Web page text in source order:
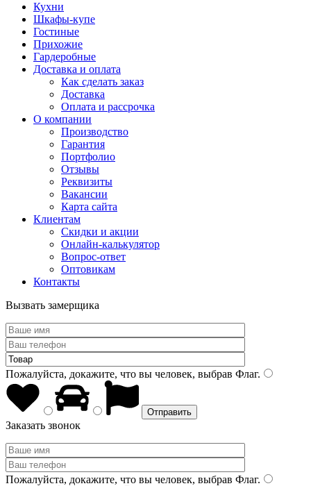
Кухни
Шкафы-купе
Гостиные
Прихожие
Гардеробные
Доставка и оплата
Как сделать заказ
Доставка
Оплата и рассрочка
О компании
Производство
Гарантия
Портфолио
Отзывы
Реквизиты
Вакансии
Карта сайта
Клиентам
Скидки и акции
Онлайн-калькулятор
Вопрос-ответ
Оптовикам
Контакты
Вызвать замерщика
Пожалуйста, докажите, что вы человек, выбрав Флаг.
Заказать звонок
Пожалуйста, докажите, что вы человек, выбрав Флаг.